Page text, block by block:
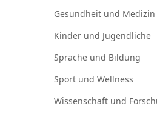
Gesundheit und Medizin
Kinder und Jugendliche
Sprache und Bildung
Sport und Wellness
Wissenschaft und